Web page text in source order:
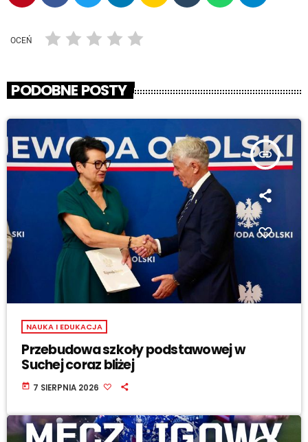
OCEŃ
PODOBNE POSTY
insert_link
NAUKA I EDUKACJA
Przebudowa szkoły podstawowej w
Suchej coraz bliżej
today 7 SIERPNIA 2026